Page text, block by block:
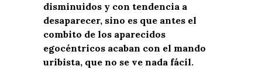
disminuidos y con tendencia a
desaparecer, sino es que antes el
combito de los aparecidos
egocéntricos acaban con el mando
uribista, que no se ve nada fácil.